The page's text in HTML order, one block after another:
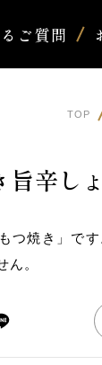
ご質問
TOP
辛し
つ焼き」で
ん。